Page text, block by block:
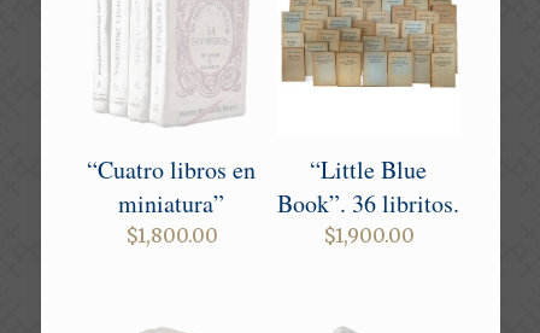
“Cuatro libros en
miniatura”
$1,800.00
“Little Blue
Book”. 36 libritos.
$1,900.00